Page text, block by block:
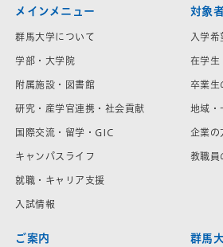
メインメニュー
群馬大学について
学部・大学院
附属施設・図書館
研究・産学官連携・社会貢献
国際交流・留学・GIC
キャンパスライフ
就職・キャリア支援
入試情報
対象
入学希
在学生
卒業生
地域・
企業の
教職員
ご案内 群馬